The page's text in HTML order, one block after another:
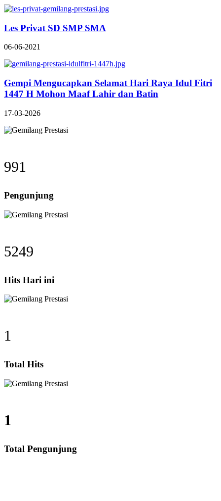
Les Privat SD SMP SMA
06-06-2021
Gempi Mengucapkan Selamat Hari Raya Idul Fitri
1447 H Mohon Maaf Lahir dan Batin
17-03-2026
991
Pengunjung
5249
Hits Hari ini
1
Total Hits
1
Total Pengunjung